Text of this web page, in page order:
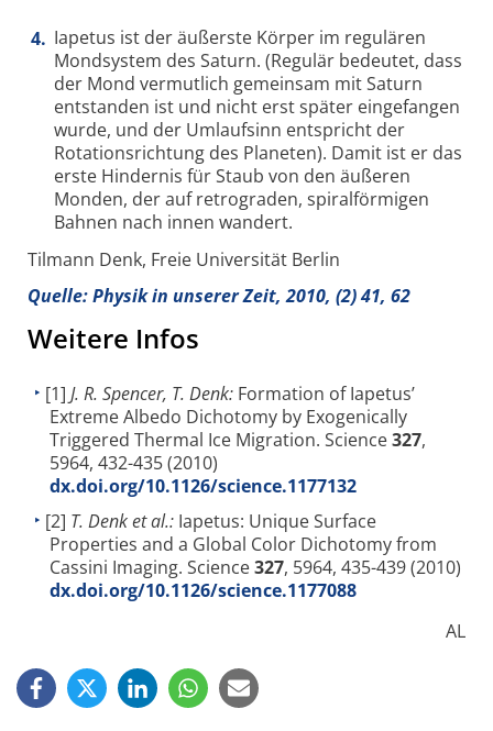
Iapetus ist der äußerste Körper im regulären
Mondsystem des Saturn. (Regulär bedeutet, dass
der Mond vermutlich gemeinsam mit Saturn
entstanden ist und nicht erst später eingefangen
wurde, und der Umlaufsinn entspricht der
Rotationsrichtung des Planeten). Damit ist er das
erste Hindernis für Staub von den äußeren
Monden, der auf retrograden, spiralförmigen
Bahnen nach innen wandert.
Tilmann Denk, Freie Universität Berlin
Quelle: Physik in unserer Zeit, 2010, (2) 41, 62
Weitere Infos
[1] J. R. Spencer, T. Denk: Formation of Iapetus’
Extreme Albedo Dichotomy by Exogenically
Triggered Thermal Ice Migration. Science327,
5964, 432-435 (2010)
dx.doi.org/10.1126/science.1177132
[2] T. Denk et al.: Iapetus: Unique Surface
Properties and a Global Color Dichotomy from
Cassini Imaging. Science327, 5964, 435-439 (2010)
dx.doi.org/10.1126/science.1177088
AL